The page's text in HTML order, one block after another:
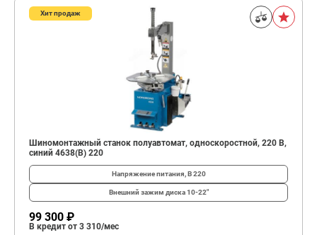
Хит продаж
Шиномонтажный станок полуавтомат, односкоростной, 220 В,
синий 4638(B) 220
Напряжение питания, В220
Внешний зажим диска10-22"
99 300 ₽
В кредит от 3 310/мес